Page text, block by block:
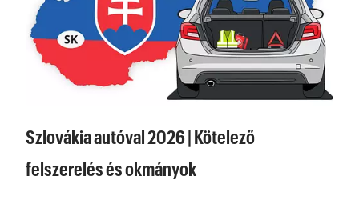
Szlovákia autóval 2026 | Kötelező
felszerelés és okmányok